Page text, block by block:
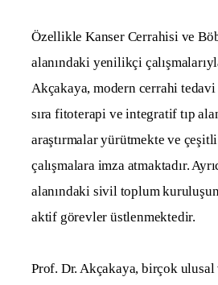
Özellikle Kanser Cerrahisi ve
alanındaki yenilikçi
Akçakaya, modern cerrahi
sıra fitoterapi ve integratif tıp
araştırmalar yürütmekte ve
çalışmalara imza atmaktadır.
alanındaki sivil toplum
aktif görevler üstlenmektedir.
Prof. Dr. Akçakaya, birçok ulusal